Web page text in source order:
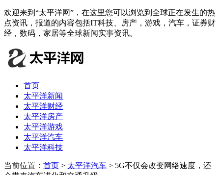
欢迎来到“太平洋网”，在这里您可以浏览到全球正在发生的热
点资讯，报道的内容包括IT科技、房产，游戏，汽车，证券财
经，数码，家居等全球新闻实事资讯。
首页
太平洋新闻
太平洋财经
太平洋房产
太平洋游戏
太平洋汽车
太平洋科技
当前位置： 首页 > 太平洋汽车 > 5G不仅会改变网络速度，还